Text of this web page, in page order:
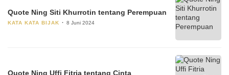
Quote Ning Siti Khurrotin tentang Perempuan
KATA KATA BIJAK 8 Juni 2024
Quote Ning Uffi Fitria tentang Cinta